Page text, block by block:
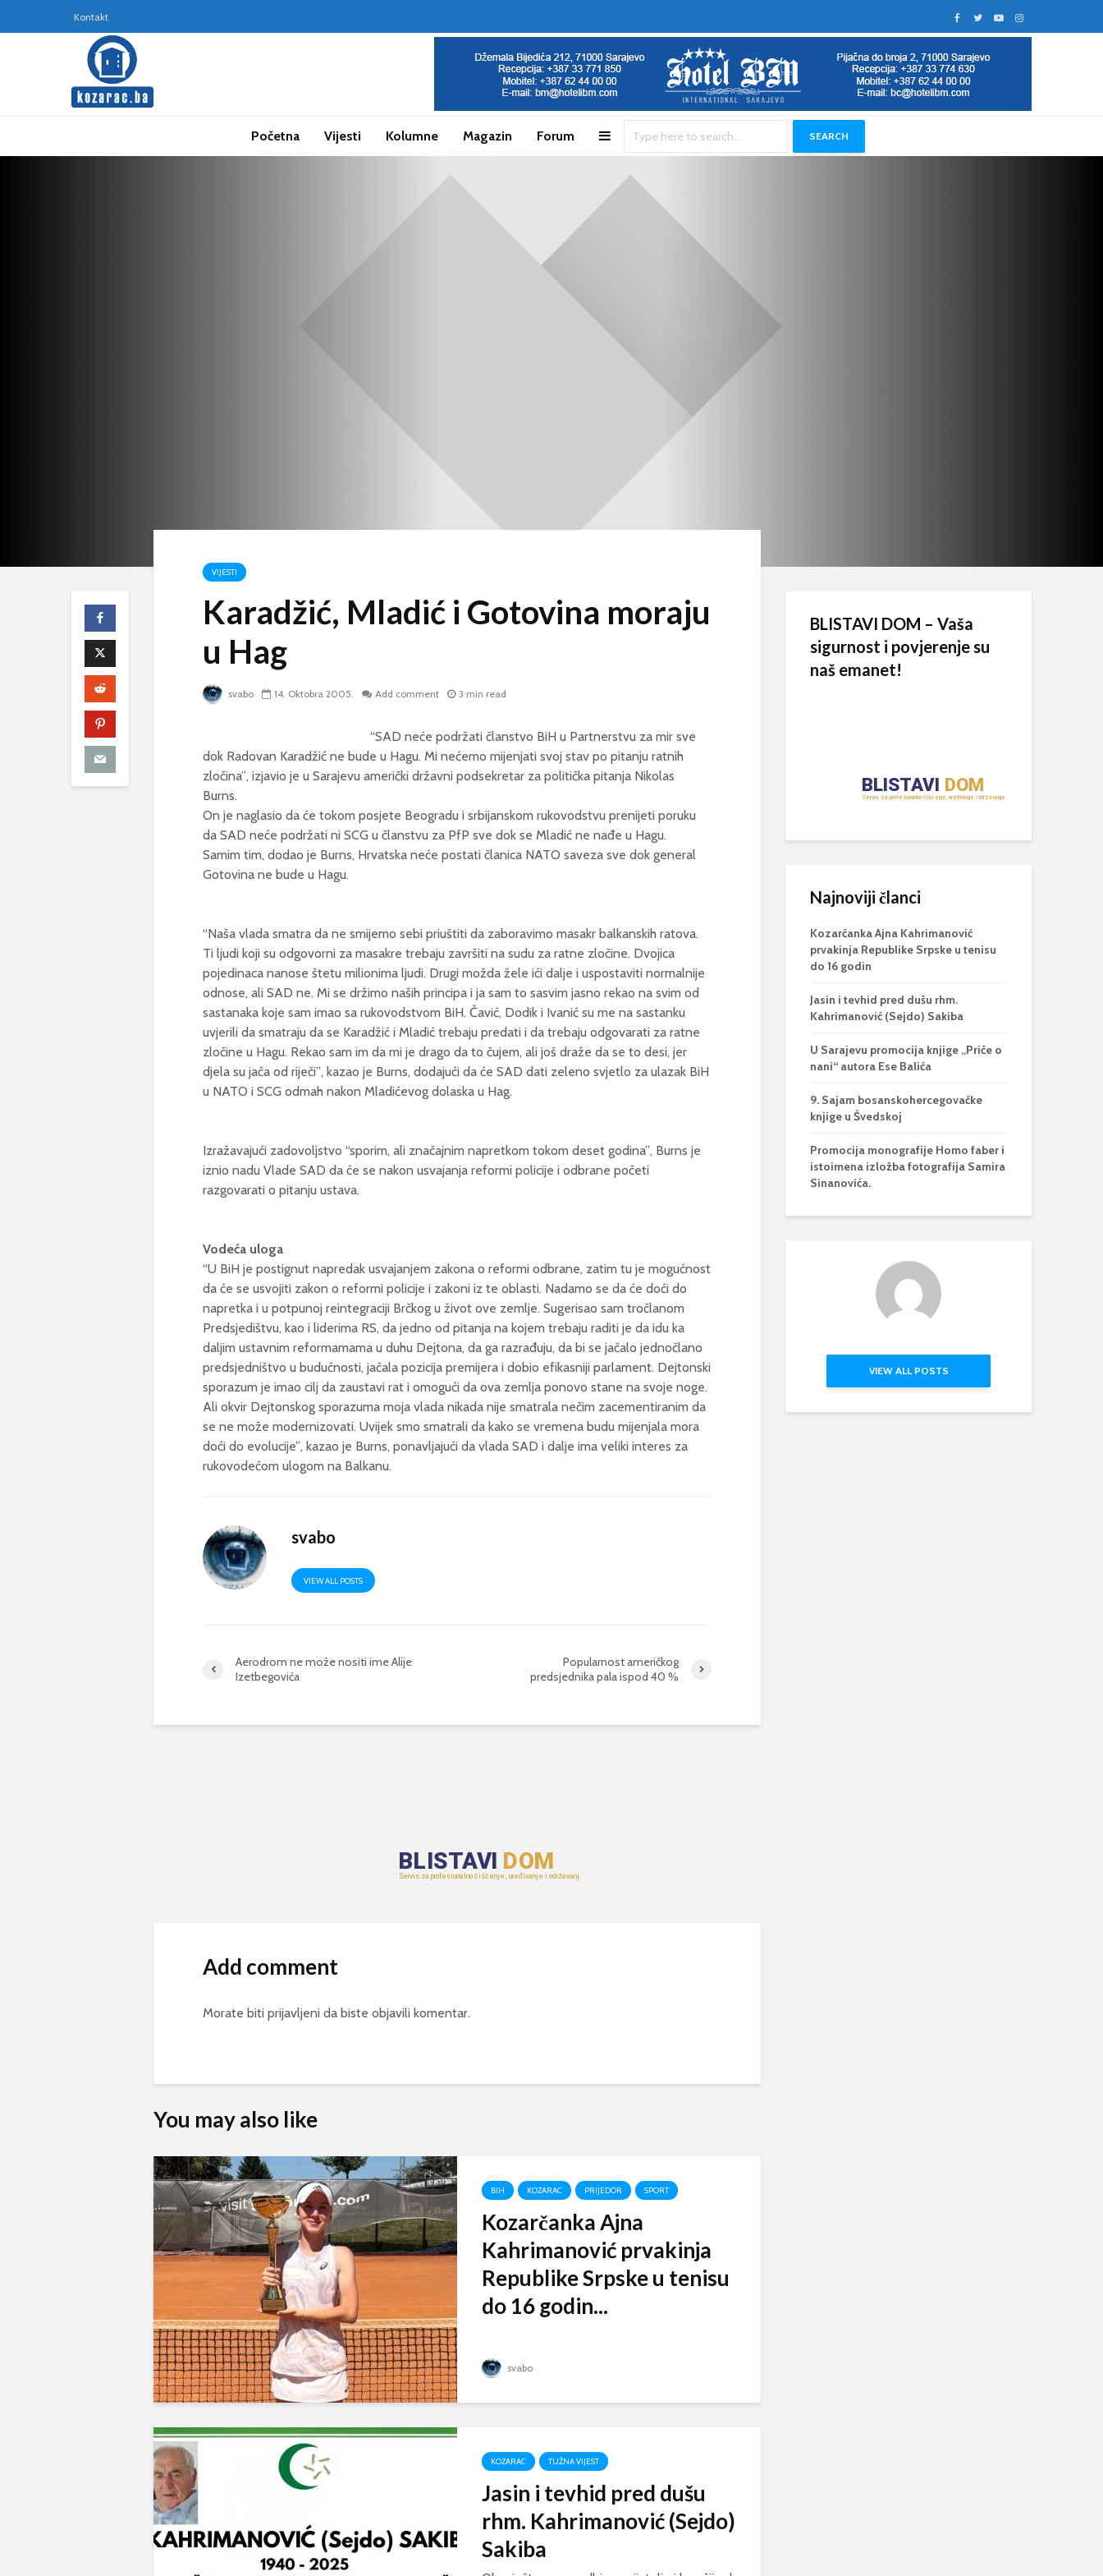
Kontakt
Početna Vijesti Kolumne Magazin Forum SEARCH
VIJESTI
Karadžić, Mladić i Gotovina moraju
u Hag
svabo 14. Oktobra 2005. Add comment 3 min read
“SAD neće podržati članstvo BiH u Partnerstvu za mir sve
dok Radovan Karadžić ne bude u Hagu. Mi nećemo mijenjati svoj stav po pitanju ratnih
zločina”, izjavio je u Sarajevu američki državni podsekretar za politička pitanja Nikolas
Burns.
On je naglasio da će tokom posjete Beogradu i srbijanskom rukovodstvu prenijeti poruku
da SAD neće podržati ni SCG u članstvu za PfP sve dok se Mladić ne nađe u Hagu.
Samim tim, dodao je Burns, Hrvatska neće postati članica NATO saveza sve dok general
Gotovina ne bude u Hagu.
“Naša vlada smatra da ne smijemo sebi priuštiti da zaboravimo masakr balkanskih ratova.
Ti ljudi koji su odgovorni za masakre trebaju završiti na sudu za ratne zločine. Dvojica
pojedinaca nanose štetu milionima ljudi. Drugi možda žele ići dalje i uspostaviti normalnije
odnose, ali SAD ne. Mi se držimo naših principa i ja sam to sasvim jasno rekao na svim od
sastanaka koje sam imao sa rukovodstvom BiH. Čavić, Dodik i Ivanić su me na sastanku
uvjerili da smatraju da se Karadžić i Mladić trebaju predati i da trebaju odgovarati za ratne
zločine u Hagu. Rekao sam im da mi je drago da to čujem, ali još draže da se to desi, jer
djela su jača od riječi”, kazao je Burns, dodajući da će SAD dati zeleno svjetlo za ulazak BiH
u NATO i SCG odmah nakon Mladićevog dolaska u Hag.
Izražavajući zadovoljstvo “sporim, ali značajnim napretkom tokom deset godina”, Burns je
iznio nadu Vlade SAD da će se nakon usvajanja reformi policije i odbrane početi
razgovarati o pitanju ustava.
Vodeća uloga
“U BiH je postignut napredak usvajanjem zakona o reformi odbrane, zatim tu je mogućnost
da će se usvojiti zakon o reformi policije i zakoni iz te oblasti. Nadamo se da će doći do
napretka i u potpunoj reintegraciji Brčkog u život ove zemlje. Sugerisao sam tročlanom
Predsjedištvu, kao i liderima RS, da jedno od pitanja na kojem trebaju raditi je da idu ka
daljim ustavnim reformamama u duhu Dejtona, da ga razrađuju, da bi se jačalo jednočlano
predsjedništvo u budućnosti, jačala pozicija premijera i dobio efikasniji parlament. Dejtonski
sporazum je imao cilj da zaustavi rat i omogući da ova zemlja ponovo stane na svoje noge.
Ali okvir Dejtonskog sporazuma moja vlada nikada nije smatrala nečim zacementiranim da
se ne može modernizovati. Uvijek smo smatrali da kako se vremena budu mijenjala mora
doći do evolucije”, kazao je Burns, ponavljajući da vlada SAD i dalje ima veliki interes za
rukovodećom ulogom na Balkanu.
svabo
VIEW ALL POSTS
Aerodrom ne može nositi ime Alije
Izetbegovića
Popularnost američkog
predsjednika pala ispod 40 %
Add comment
Morate biti prijavljeni da biste objavili komentar.
You may also like
BIH KOZARAC PRIJEDOR SPORT
Kozarčanka Ajna
Kahrimanović prvakinja
Republike Srpske u tenisu
do 16 godin...
svabo
KOZARAC TUŽNA VIJEST
Jasin i tevhid pred dušu
rhm. Kahrimanović (Sejdo)
Sakiba
BLISTAVI DOM – Vaša
sigurnost i povjerenje su
naš emanet!
Najnoviji članci
Kozarčanka Ajna Kahrimanović
prvakinja Republike Srpske u tenisu
do 16 godin
Jasin i tevhid pred dušu rhm.
Kahrimanović (Sejdo) Sakiba
U Sarajevu promocija knjige „Priče o
nani“ autora Ese Balića
9. Sajam bosanskohercegovačke
knjige u Švedskoj
Promocija monografije Homo faber i
istoimena izložba fotografija Samira
Sinanovića.
VIEW ALL POSTS